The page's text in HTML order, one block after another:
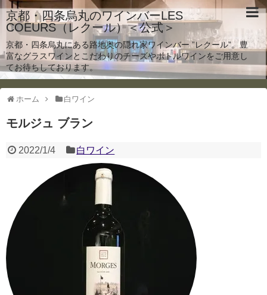
京都・四条烏丸のワインバーLES
COEURS（レクール）＜公式＞
京都・四条烏丸にある路地奥の隠れ家ワインバー ”レクール”。豊
富なグラスワインとこだわりのチーズやボトルワインをご用意し
てお待ちしております。
ホーム 白ワイン
モルジュ ブラン
2022/1/4 白ワイン